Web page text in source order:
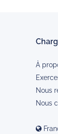
À
Nous
Nous